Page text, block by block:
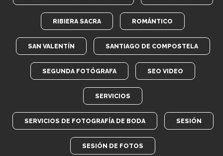
RIBIERA SACRA ROMÁNTICO
SAN VALENTÍN SANTIAGO DE COMPOSTELA
SEGUNDA FOTÓGRAFA SEO VIDEO
SERVICIOS
SERVICIOS DE FOTOGRAFÍA DE BODA SESIÓN
SESIÓN DE FOTOS